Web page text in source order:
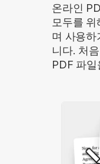
온라인
모두를 위
며 사용하
니다. 처
PDF 파